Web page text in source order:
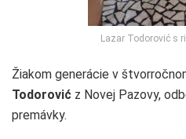
Lazar Todorović s
Žiakom generácie v
Todorović z Novej Pazovy,
premávky.